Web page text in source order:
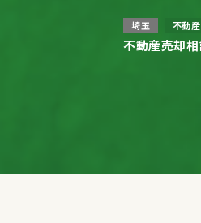
埼玉 不動産
不動産売却